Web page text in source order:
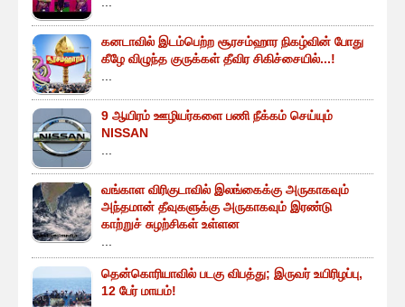
கனடாவில் இடம்பெற்ற சூரசம்ஹார நிகழ்வின் போது
கீழே விழுந்த குருக்கள் தீவிர சிகிச்சையில்...!
9 ஆயிரம் ஊழியர்களை பணி நீக்கம் செய்யும்
NISSAN
வங்காள விரிகுடாவில் இலங்கைக்கு அருகாகவும்
அந்தமான் தீவுகளுக்கு அருகாகவும் இரண்டு
காற்றுச் சுழற்சிகள் உள்ளன
தென்கொரியாவில் படகு விபத்து; இருவர் உயிரிழப்பு,
12 பேர் மாயம்!